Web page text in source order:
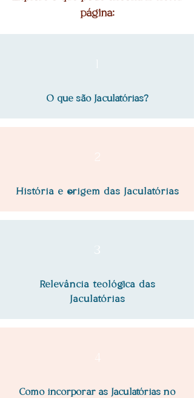
página:
1
O que são Jaculatórias?
2
História e origem das Jaculatórias
3
Relevância teológica das
Jaculatórias
4
Como incorporar as Jaculatórias no